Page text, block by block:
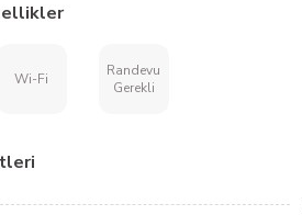
Wi-Fi
Randevu
Gerekli